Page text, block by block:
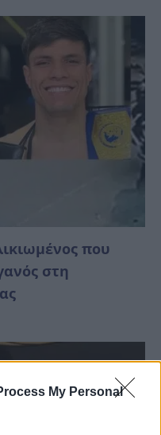
My Personal
που
στη